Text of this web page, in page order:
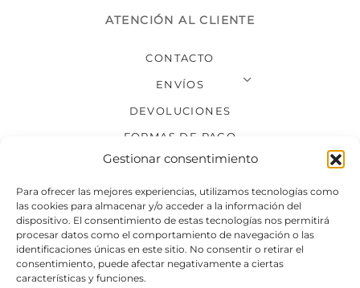
Gestionar consentimiento
Para ofrecer las mejores experiencias, utilizamos tecnologías como
las cookies para almacenar y/o acceder a la información del
dispositivo. El consentimiento de estas tecnologías nos permitirá
procesar datos como el comportamiento de navegación o las
identificaciones únicas en este sitio. No consentir o retirar el
consentimiento, puede afectar negativamente a ciertas
características y funciones.
ATENCIÓN AL CLIENTE
CONTACTO
ENVÍOS
DEVOLUCIONES
FORMAS DE PAGO
SÍGUENOS